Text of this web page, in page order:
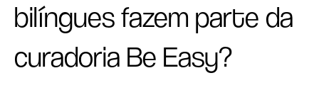
bilíngues fazem parte da
curadoria Be Easy?